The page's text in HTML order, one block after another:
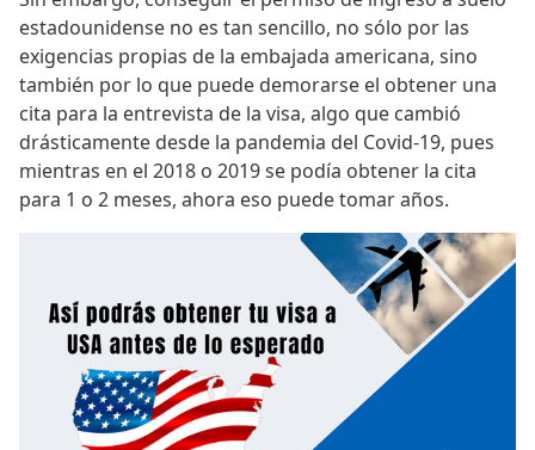
estadounidense no es tan sencillo, no sólo por las
exigencias propias de la embajada americana, sino
también por lo que puede demorarse el obtener una
cita para la entrevista de la visa, algo que cambió
drásticamente desde la pandemia del Covid-19, pues
mientras en el 2018 o 2019 se podía obtener la cita
para 1 o 2 meses, ahora eso puede tomar años.